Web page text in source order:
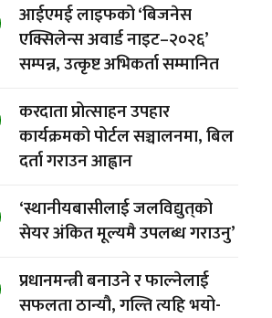
आईएमई लाइफको ‘बिजनेस
एक्सिलेन्स अवार्ड नाइट–२०२६’
सम्पन्न, उत्कृष्ट अभिकर्ता सम्मानित
करदाता प्रोत्साहन उपहार
कार्यक्रमको पोर्टल सञ्चालनमा, बिल
दर्ता गराउन आह्वान
‘स्थानीयबासीलाई जलविद्युत्‌को
सेयर अंकित मूल्यमै उपलब्ध गराउनु’
प्रधानमन्त्री बनाउने र फाल्नेलाई
सफलता ठान्यौ, गल्ति त्यहि भयो-